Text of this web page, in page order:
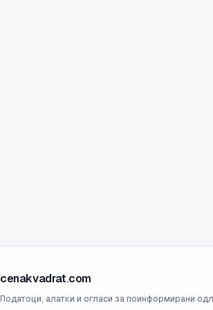
cenakvadrat.com
Податоци, алатки и огласи за поинформирани